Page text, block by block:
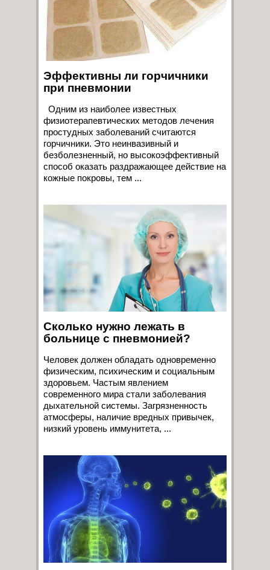
Эффективны ли горчичники
при пневмонии
Одним из наиболее известных
физиотерапевтических методов лечения
простудных заболеваний считаются
горчичники. Это неинвазивный и
безболезненный, но высокоэффективный
способ оказать раздражающее действие на
кожные покровы, тем ...
Сколько нужно лежать в
больнице с пневмонией?
Человек должен обладать одновременно
физическим, психическим и социальным
здоровьем. Частым явлением
современного мира стали заболевания
дыхательной системы. Загрязненность
атмосферы, наличие вредных привычек,
низкий уровень иммунитета, ...